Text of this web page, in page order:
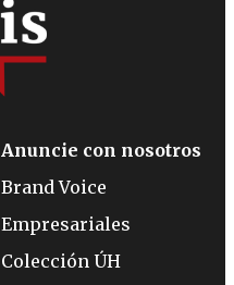
Anuncie con nosotros
Brand Voice
Empresariales
Colección ÚH